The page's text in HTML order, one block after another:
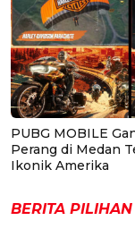
PUBG MOBILE
Perang di Medan
Ikonik Amerika
BERITA PILIHAN